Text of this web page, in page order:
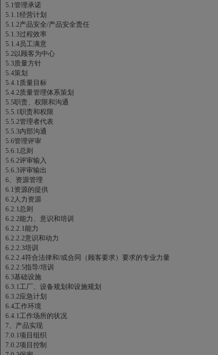
5.1管理承诺
5.1.1经营计划
5.1.2产品安全/产品安全责任
5.1.3过程效率
5.1.4员工满意
5.2以顾客为中心
5.3质量方针
5.4策划
5.4.1质量目标
5.4.2质量管理体系策划
5.5职责、权限和沟通
5.5.1职责和权限
5.5.2管理者代表
5.5.3内部沟通
5.6管理评审
5.6.1总则
5.6.2评审输入
5.6.3评审输出
6、资源管理
6.1资源的提供
6.2人力资源
6.2.1总则
6.2.2能力、意识和培训
6.2.2.1能力
6.2.2.2意识和动力
6.2.2.3培训
6.2.2.4符合法律和/或合同（顾客要求）要求的专业力量
6.2.2.5指导/培训
6.3基础设施
6.3.1工厂、设备规划和设施规划
6.3.2应急计划
6.4工作环境
6.4.1工作场所的状况
7、产品实现
7.0.1项目组织
7.0.2项目控制